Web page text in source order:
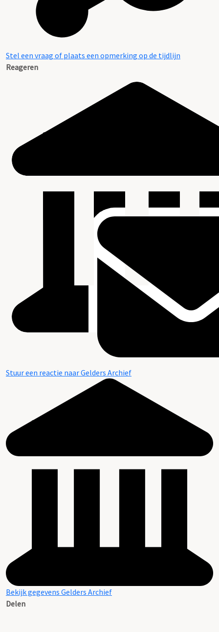
Stel een vraag of plaats een opmerking op de tijdlijn
Reageren
Stuur een reactie naar Gelders Archief
Bekijk gegevens Gelders Archief
Delen